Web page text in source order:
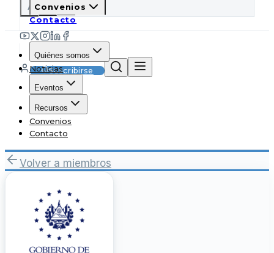
A A A
Suscribirse
Convenios
Contacto
Quiénes somos
Noticias
Eventos
Recursos
Convenios
Contacto
Volver a miembros